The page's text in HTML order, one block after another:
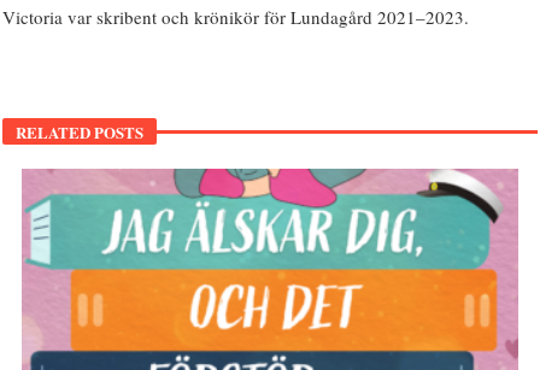
Victoria var skribent och krönikör för Lundagård 2021–2023.
RELATED POSTS